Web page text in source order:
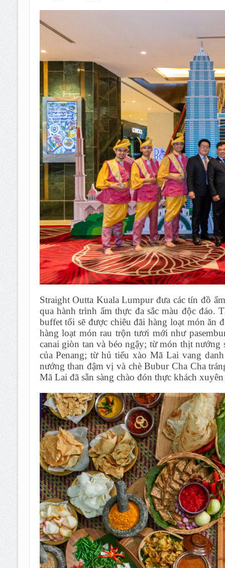
Straight Outta Kuala Lumpur đưa các tín đồ
qua hành trình ẩm thực đa sắc màu độc đáo.
buffet tối sẽ được chiêu đãi hàng loạt món ăn
hàng loạt món rau trộn tươi mới như
canai giòn tan và béo ngậy; từ món thịt nướng
của Penang; từ hủ tiếu xào Mã Lai vang
nướng than đậm vị và chè Bubur Cha Cha
Mã Lai đã sẵn sàng chào đón thực khách